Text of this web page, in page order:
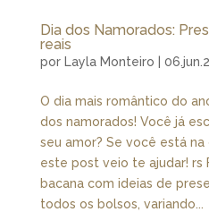
Dia dos Namorados:
reais
por Layla Monteiro
O dia mais romântico do
dos namorados! Você já
seu amor? Se você está na
este post veio te ajudar! rs
bacana com ideias de
todos os bolsos, variando...